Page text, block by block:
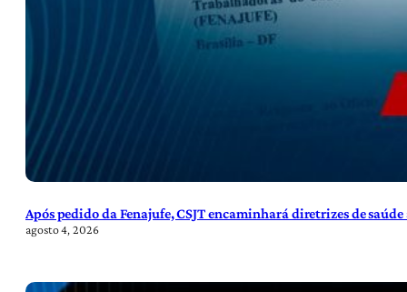
Após pedido da Fenajufe, CSJT encaminhará diretrizes de
agosto 4, 2026